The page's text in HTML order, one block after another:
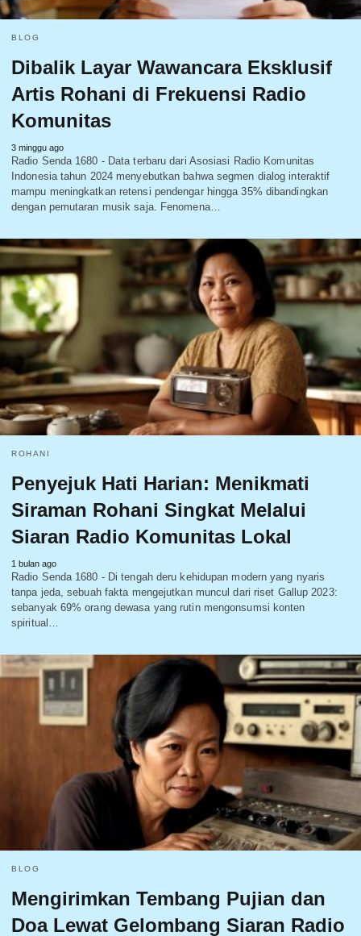
BLOG
Dibalik Layar Wawancara Eksklusif
Artis Rohani di Frekuensi Radio
Komunitas
3 minggu ago
Radio Senda 1680 - Data terbaru dari Asosiasi Radio Komunitas
Indonesia tahun 2024 menyebutkan bahwa segmen dialog interaktif
mampu meningkatkan retensi pendengar hingga 35% dibandingkan
dengan pemutaran musik saja. Fenomena…
ROHANI
Penyejuk Hati Harian: Menikmati
Siraman Rohani Singkat Melalui
Siaran Radio Komunitas Lokal
1 bulan ago
Radio Senda 1680 - Di tengah deru kehidupan modern yang nyaris
tanpa jeda, sebuah fakta mengejutkan muncul dari riset Gallup 2023:
sebanyak 69% orang dewasa yang rutin mengonsumsi konten
spiritual…
BLOG
Mengirimkan Tembang Pujian dan
Doa Lewat Gelombang Siaran Radio